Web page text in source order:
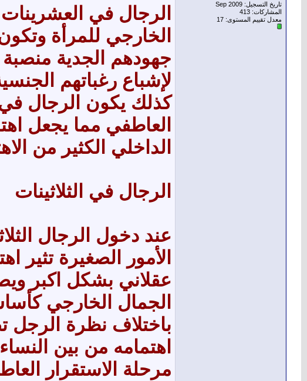
تاريخ التسجيل: Sep 2009
المشاركات: 413
معدل تقييم المستوى: 17
الرجال في
الخارجي للمرأة
جهودهم الجدية
لإشباع رغباتهم
كذلك يكون الرجال
العاطفي مما يجعل
الداخلي الكثير من
الرجال في الثلاثينات
عند دخول الرجال
الأمور الصغيرة تثير
عقلاني بشكل اكبر
الجمال الخارجي
باختلاف نظرة الرجل
اهتمامه من بين
مرحلة الاستقرار